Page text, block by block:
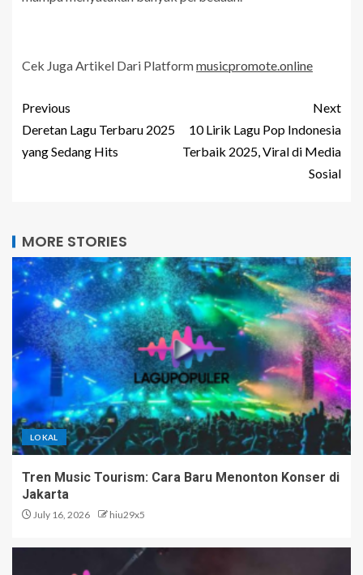
Cek Juga Artikel Dari Platformmusicpromote.online
Previous
Deretan Lagu Terbaru 2025
yang Sedang Hits
Next
10 Lirik Lagu Pop Indonesia
Terbaik 2025, Viral di Media
Sosial
MORE STORIES
LOKAL
Tren Music Tourism: Cara Baru Menonton Konser di
Jakarta
July 16, 2026 hiu29x5